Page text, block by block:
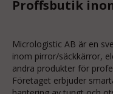
Proffsbutik
Micrologistic AB är en
inom pirror/säckkärror,
andra produkter för
Företaget erbjuder